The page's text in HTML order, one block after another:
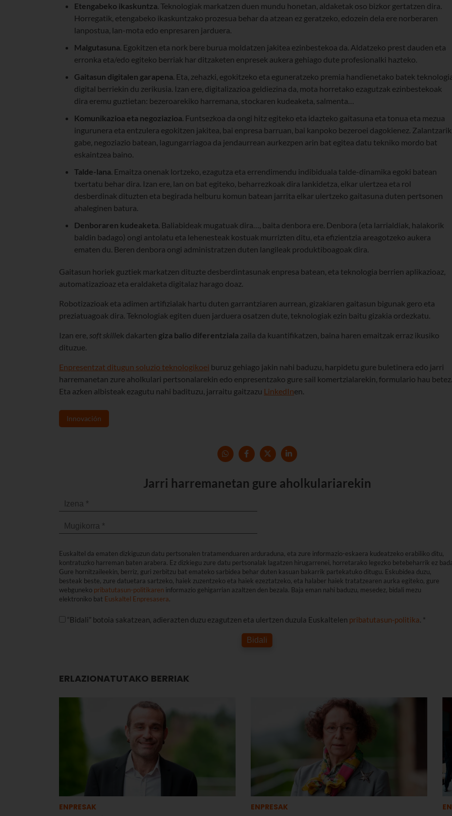
Etengabeko ikaskuntza . Teknologiak markatzen duen mundu honetan, aldaketak oso bizkor gertatzen dira.
Horregatik, etengabeko ikaskuntzako prozesua behar da atzean ez geratzeko, edozein dela ere norberaren
lanpostua, lan-mota edo enpresaren jarduera.
Malgutasuna . Egokitzen eta nork bere burua moldatzen jakitea ezinbestekoa da. Aldatzeko prest dauden eta
erronka eta/edo egiteko berriak har ditzaketen enpresek aukera gehiago dute profesionalki hazteko.
Gaitasun digitalen garapena . Eta, zehazki, egokitzeko eta eguneratzeko premia handienetako batek
digital berriekin du zerikusia. Izan ere, digitalizazioa geldiezina da, mota horretako ezagutzak ezinbestekoak
dira eremu guztietan: bezeroarekiko harremana, stockaren kudeaketa, salmenta…
Komunikazioa eta negoziazioa . Funtsezkoa da ongi hitz egiteko eta idazteko gaitasuna eta tonua eta mezua
ingurunera eta entzulera egokitzen jakitea, bai enpresa barruan, bai kanpoko bezeroei dagokienez. Zalantzarik
gabe, negoziazio batean, lagungarriagoa da jendaurrean aurkezpen arin bat egitea datu tekniko mordo bat
eskaintzea baino.
Talde-lana . Emaitza onenak lortzeko, ezagutza eta errendimendu indibiduala talde-dinamika egoki batean
txertatu behar dira. Izan ere, lan on bat egiteko, beharrezkoak dira lankidetza, elkar ulertzea eta rol
desberdinak dituzten eta begirada helburu komun batean jarrita elkar ulertzeko gaitasuna duten pertsonen
ahaleginen batura.
Denboraren kudeaketa . Baliabideak mugatuak dira…, baita denbora ere. Denbora (eta larrialdiak, halakorik
baldin badago) ongi antolatu eta lehenesteak kostuak murrizten ditu, eta efizientzia areagotzeko aukera
ematen du. Beren denbora ongi administratzen duten langileak produktiboagoak dira.
Gaitasun horiek guztiek markatzen dituzte desberdintasunak enpresa batean, eta teknologia berrien aplikazioaz,
automatizazioaz eta eraldaketa digitalaz harago doaz.
Robotizazioak eta adimen artifizialak hartu duten garrantziaren aurrean, gizakiaren gaitasun bigunak gero eta
preziatuagoak dira. Teknologiak egiten duen jarduera osatzen dute, teknologiak ezin baitu gizakia ordezkatu.
Izan ere, soft skillek dakarten giza balio diferentziala zaila da kuantifikatzen, baina haren emaitzak erraz ikusiko
dituzue.
Enpresentzat ditugun soluzio teknologikoei buruz gehiago jakin nahi baduzu, harpidetu gure buletinera edo jarri
harremanetan zure aholkulari pertsonalarekin edo enpresentzako gure sail komertzialarekin, formulario hau betez.
Eta azken albisteak ezagutu nahi badituzu, jarraitu gaitzazu LinkedInen.
Innovación
Jarri harremanetan gure aholkulariarekin
Euskaltel da ematen dizkiguzun datu pertsonalen tratamenduaren arduraduna, eta zure informazio-eskaera kudeatzeko erabiliko ditu,
kontratuzko harreman baten arabera. Ez dizkiegu zure datu pertsonalak lagatzen hirugarrenei, horretarako legezko betebeharrik ez
Gure hornitzaileekin, berriz, guri zerbitzu bat emateko sarbidea behar duten kasuan bakarrik partekatuko ditugu. Eskubidea duzu,
besteak beste, zure datuetara sartzeko, haiek zuzentzeko eta haiek ezeztatzeko, eta halaber haiek tratatzearen aurka egiteko, gure
webguneko pribatutasun-politikaren informazio gehigarrian azaltzen den bezala. Baja eman nahi baduzu, mesedez, bidali mezu
elektroniko bat Euskaltel Enpresasera.
“Bidali” botoia sakatzean, adierazten duzu ezagutzen eta ulertzen duzula Euskaltelen pribatutasun-politika. *
Bidali
ERLAZIONATUTAKO BERRIAK
ENPRESAK ENPRESAK